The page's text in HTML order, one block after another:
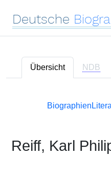
Deutsche
Übersicht NDB
Biographien
Reiff, Karl